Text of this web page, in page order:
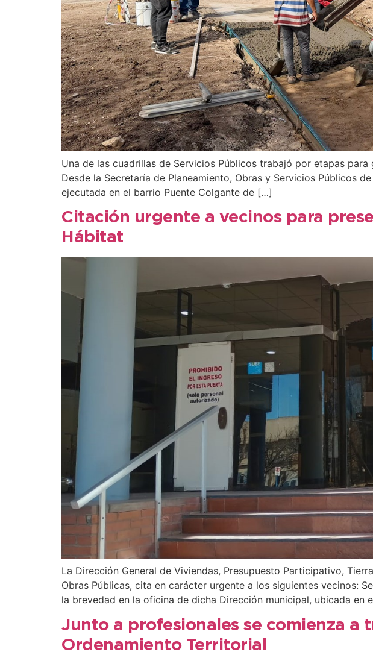
Una de las cuadrillas de Servicios Públicos trabajó por etapas
Desde la Secretaría de Planeamiento, Obras y Servicios Públicos
ejecutada en el barrio Puente Colgante de […]
Citación urgente a vecinos para
Hábitat
La Dirección General de Viviendas, Presupuesto Participativo,
Obras Públicas, cita en carácter urgente a los siguientes vecinos:
la brevedad en la oficina de dicha Dirección municipal, ubicada en
Junto a profesionales se comienza a
Ordenamiento Territorial